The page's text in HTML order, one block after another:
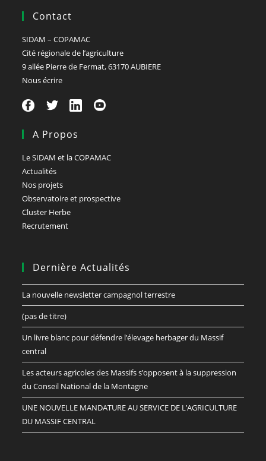
Contact
SIDAM – COPAMAC
Cité régionale de l’agriculture
9 allée Pierre de Fermat, 63170 AUBIERE
Nous écrire
A Propos
Le SIDAM et la COPAMAC
Actualités
Nos projets
Observatoire et prospective
Cluster Herbe
Recrutement
Dernière Actualités
La nouvelle newsletter campagnol terrestre
(pas de titre)
Un livre blanc pour défendre l’élevage herbager du Massif
central
Les acteurs agricoles des Massifs s’opposent à la suppression
du Conseil National de la Montagne
UNE NOUVELLE MANDATURE AU SERVICE DE L’AGRICULTURE
DU MASSIF CENTRAL